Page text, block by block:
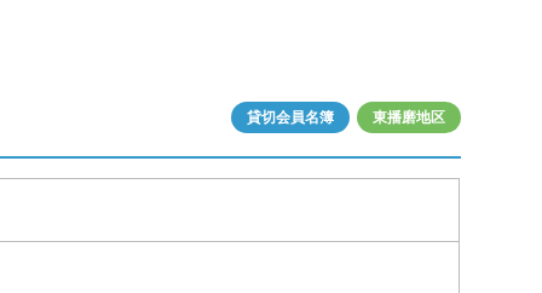
貸切会員名簿 東播磨地区